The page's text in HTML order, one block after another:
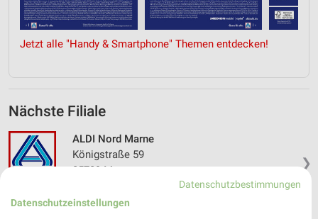
Jetzt alle "Handy & Smartphone" Themen entdecken!
Nächste Filiale
❯
ALDI Nord Marne
Königstraße 59
25709 Marne
Datenschutzbestimmungen
Datenschutzeinstellungen